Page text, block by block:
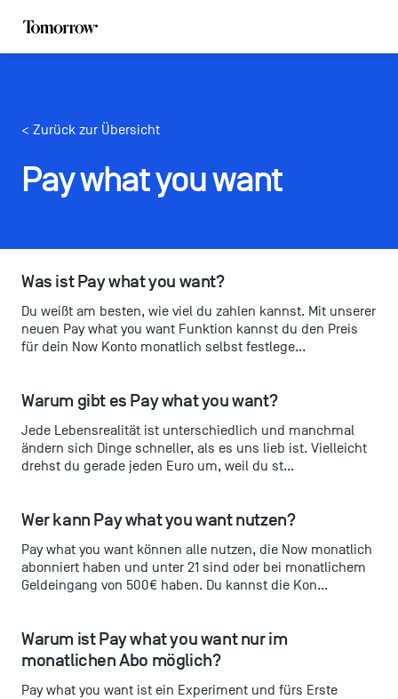
< Zurück zur Übersicht
Pay what you want
Was ist Pay what you want?
Du weißt am besten, wie viel du zahlen kannst. Mit unserer
neuen Pay what you want Funktion kannst du den Preis
für dein Now Konto monatlich selbst festlege...
Warum gibt es Pay what you want?
Jede Lebensrealität ist unterschiedlich und manchmal
ändern sich Dinge schneller, als es uns lieb ist. Vielleicht
drehst du gerade jeden Euro um, weil du st...
Wer kann Pay what you want nutzen?
Pay what you want können alle nutzen, die Now monatlich
abonniert haben und unter 21 sind oder bei monatlichem
Geldeingang von 500€ haben. Du kannst die Kon...
Warum ist Pay what you want nur im
monatlichen Abo möglich?
Pay what you want ist ein Experiment und fürs Erste